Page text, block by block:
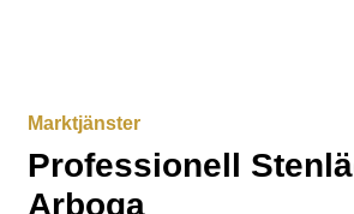
Marktjänster
Professionell
Arboga